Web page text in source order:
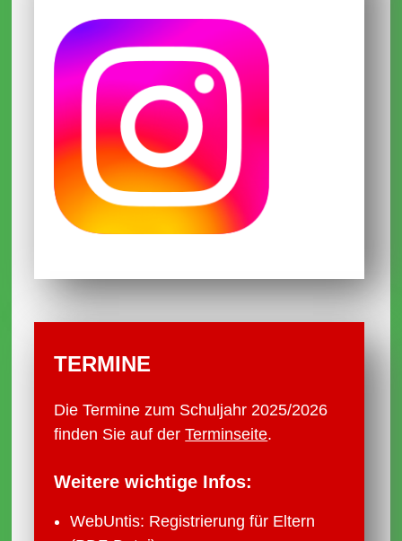
2026/2027
Im Dezember 2025
Frohe Weihnachten und schöne
Ferien
01.12.2025
Terminänderungen
2025/2026
Infos Anmeldung Mittagessen
30.10.2025
Aktualisierung der Formular-Seite und
TERMINE
Die Termine zum Schuljahr 2025/2026
finden Sie auf derTerminseite.
Weitere wichtige Infos:
WebUntis: Registrierung für Eltern